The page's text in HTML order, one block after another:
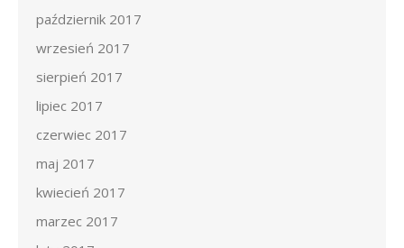
październik 2017
wrzesień 2017
sierpień 2017
lipiec 2017
czerwiec 2017
maj 2017
kwiecień 2017
marzec 2017